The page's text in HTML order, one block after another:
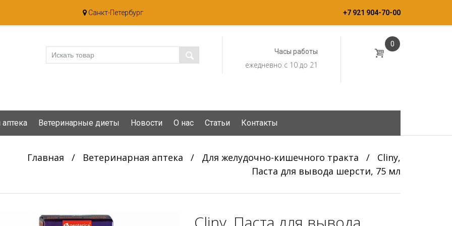
Санкт-Петербург +7 921 904-70-00
Часы работы
ежедневно с 10 до 21
0
Ветеринарные диеты Новости О нас Статьи Контакты
Главная / Ветеринарная аптека / Для желудочно-кишечного тракта /
Cliny,
Паста для вывода шерсти, 75 мл